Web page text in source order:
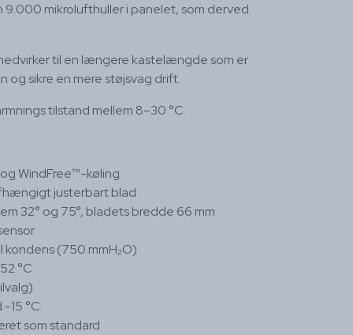
mikrolufthuller i panelet, som derved
til en længere kastelængde som er
sikre en mere støjsvag drift.
tilstand mellem 8–30 °C.
WindFree™-køling
justerbart blad
32° og 75°, bladets bredde 66 mm
(750 mmH₂O)
°C.
15 °C.
som standard